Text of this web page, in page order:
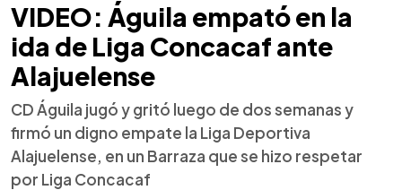
VIDEO: Águila empató en la
ida de Liga Concacaf ante
Alajuelense
CD Águila jugó y gritó luego de dos semanas y
firmó un digno empate la Liga Deportiva
Alajuelense, en un Barraza que se hizo respetar
por Liga Concacaf